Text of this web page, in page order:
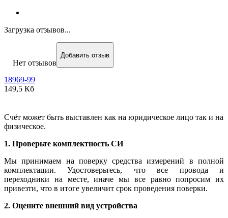
Загрузка отзывов...
Нет отзывов
Добавить отзыв
18969-99
149,5 Кб
Счёт может быть выставлен как на юридическое лицо так и на
физическое.
1. Проверьте комплектность СИ
Мы принимаем на поверку средства измерений в полной
комплектации. Удостоверьтесь, что все провода и
переходники на месте, иначе мы все равно попросим их
привезти, что в итоге увеличит срок проведения поверки.
2. Оцените внешний вид устройства